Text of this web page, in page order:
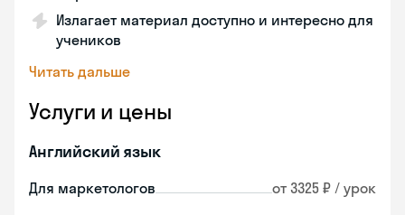
Излагает материал доступно и интересно для
учеников
Читать дальше
Услуги и цены
Английский язык
Для маркетологов от 3325 ₽ / урок